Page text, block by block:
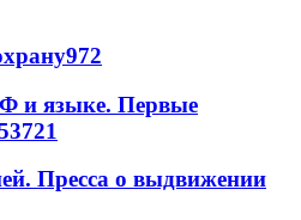
972
и языке. Первые
21
Пресса о выдвижении